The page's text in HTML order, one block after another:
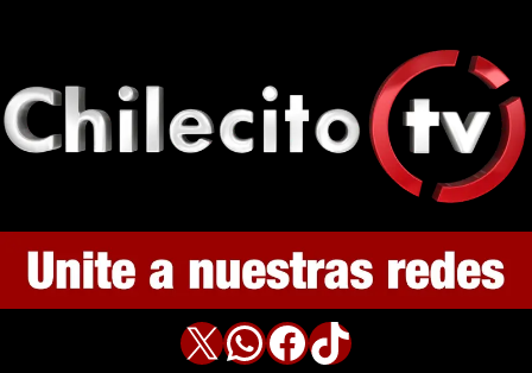
X WhatsApp Facebook TikTok